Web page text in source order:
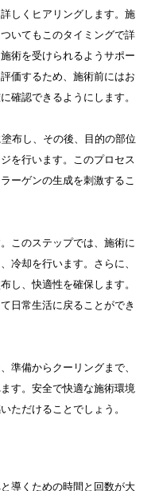
しくヒアリングします。施
いてもこのタイミングで詳
術を受けられるようサポー
価するため、施術前にはお
確認できるようにします。
布し、その後、目的の部位
を行います。このプロセス
ーゲンの生成を刺激するこ
このステップでは、施術に
冷却を行います。さらに、
し、快適性を確保します。
日常生活に戻ることができ
準備からクーリングまで、
す。安全で快適な施術環境
ただけることでしょう。
導くための時間と回数が大